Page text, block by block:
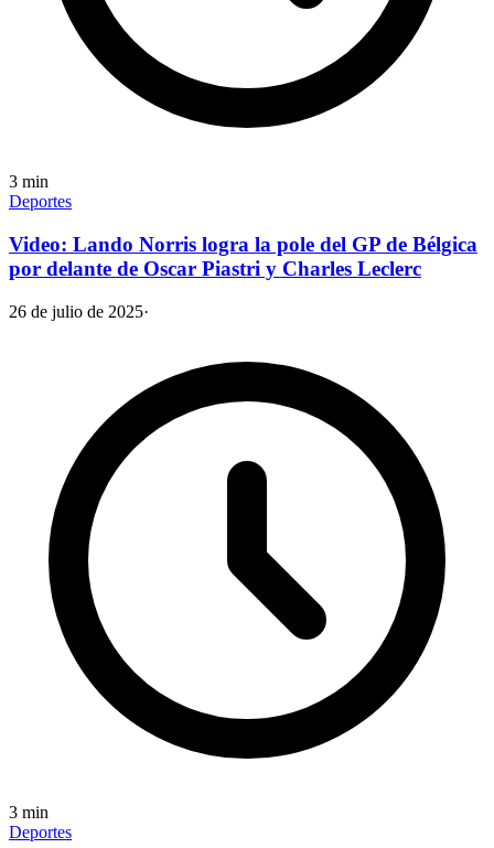
3 min
Deportes
Video: Lando Norris logra la pole del GP de Bélgica
por delante de Oscar Piastri y Charles Leclerc
26 de julio de 2025·
3 min
Deportes